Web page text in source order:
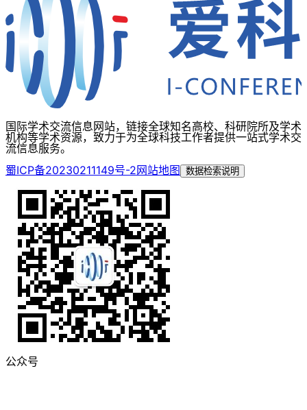
国际学术交流信息网站，链接全球知名高校、科研院所及学术
机构等学术资源，致力于为全球科技工作者提供一站式学术交
流信息服务。
蜀ICP备20230211149号-2网站地图 数据检索说明
公众号